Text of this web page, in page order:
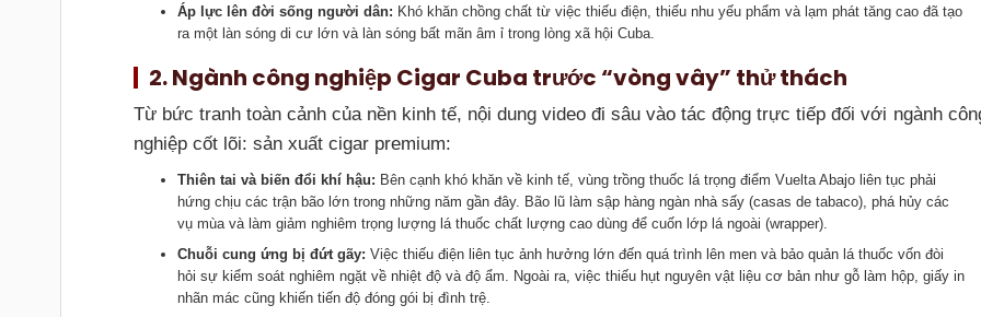
Áp lực lên đời sống người dân: Khó khăn chồng chất từ việc thiếu điện, thiếu nhu yếu phẩm và lạm phát tăng cao đã tạo
ra một làn sóng di cư lớn và làn sóng bất mãn âm ỉ trong lòng xã hội Cuba.
2. Ngành công nghiệp Cigar Cuba trước “vòng vây” thử thách
Từ bức tranh toàn cảnh của nền kinh tế, nội dung video đi sâu vào tác động trực tiếp đối với ngành
nghiệp cốt lõi: sản xuất cigar premium:
Thiên tai và biến đổi khí hậu: Bên cạnh khó khăn về kinh tế, vùng trồng thuốc lá trọng điểm Vuelta Abajo liên tục phải
hứng chịu các trận bão lớn trong những năm gần đây. Bão lũ làm sập hàng ngàn nhà sấy (casas de tabaco), phá hủy các
vụ mùa và làm giảm nghiêm trọng lượng lá thuốc chất lượng cao dùng để cuốn lớp lá ngoài (wrapper).
Chuỗi cung ứng bị đứt gãy: Việc thiếu điện liên tục ảnh hưởng lớn đến quá trình lên men và bảo quản lá thuốc vốn đòi
hỏi sự kiểm soát nghiêm ngặt về nhiệt độ và độ ẩm. Ngoài ra, việc thiếu hụt nguyên vật liệu cơ bản như gỗ làm hộp, giấy in
nhãn mác cũng khiến tiến độ đóng gói bị đình trệ.